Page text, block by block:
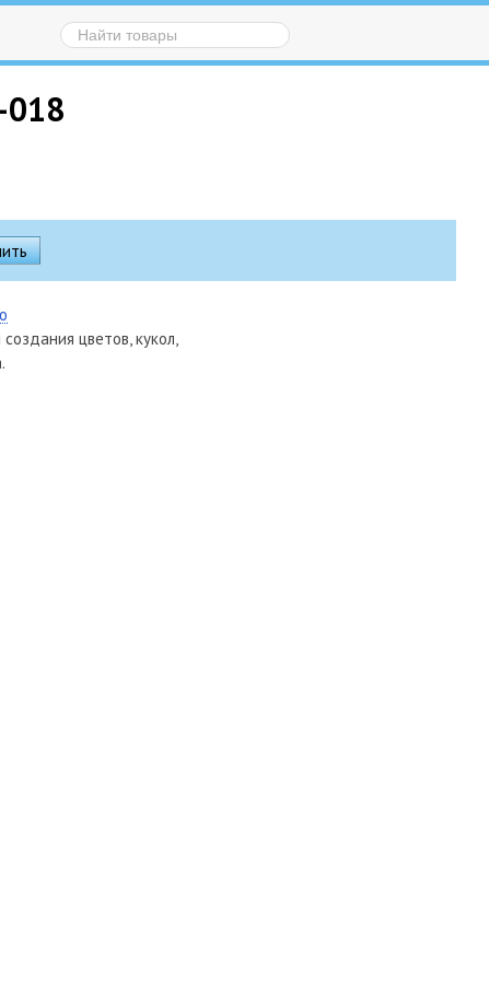
018
цветов, кукол,